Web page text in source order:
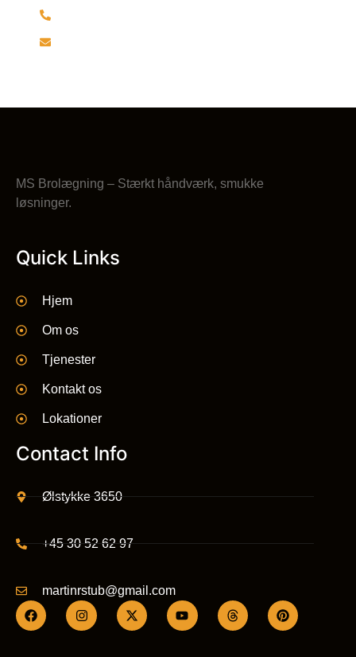
MS Brolægning – Stærkt håndværk, smukke
løsninger.
Quick Links
Hjem
Om os
Tjenester
Kontakt os
Lokationer
Contact Info
Ølstykke 3650
+45 30 52 62 97
martinrstub@gmail.com